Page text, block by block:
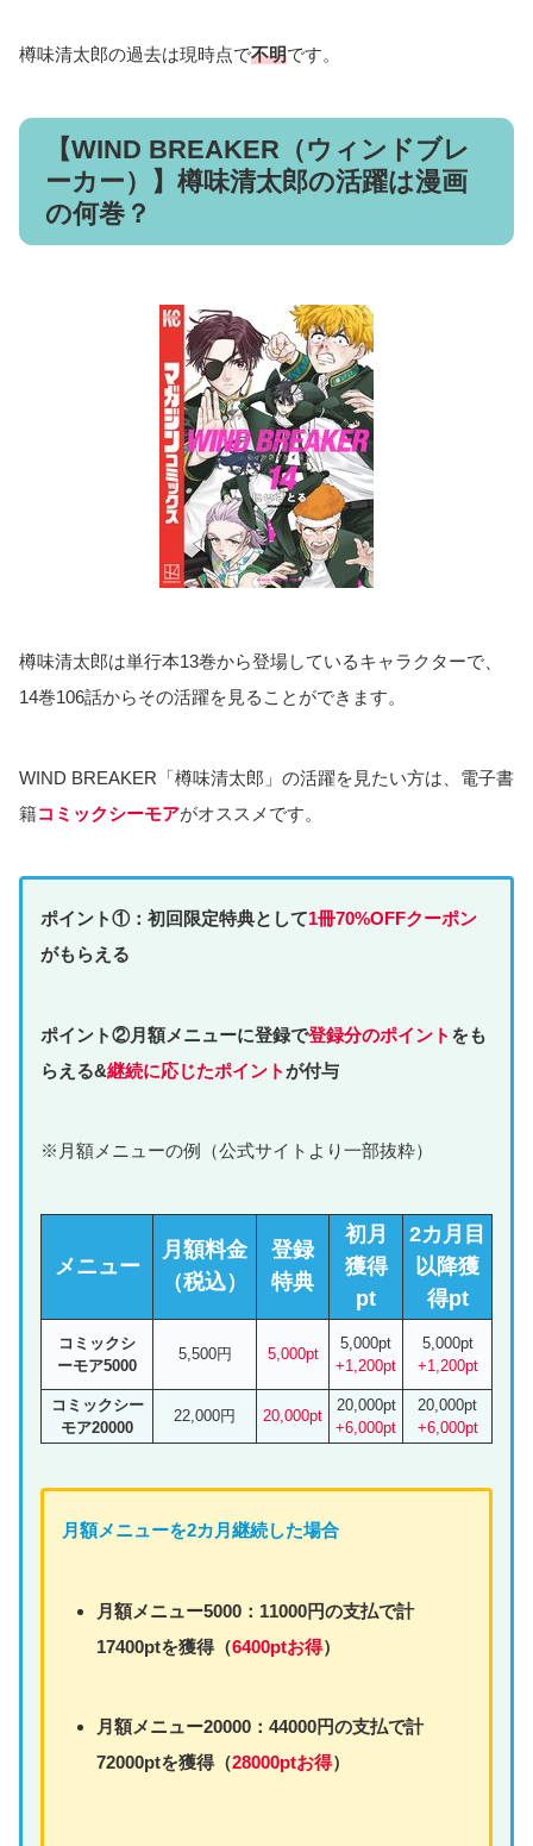
樽味清太郎の過去は現時点で不明です。
【WIND BREAKER（ウィンドブレ
ーカー）】樽味清太郎の活躍は漫画
の何巻？
樽味清太郎は単行本13巻から登場しているキャラクターで、
14巻106話からその活躍を見ることができます。
WIND BREAKER「樽味清太郎」の活躍を見たい方は、電子書
籍コミックシーモアがオススメです。
ポイント①：初回限定特典として1冊70%OFFクーポン
がもらえる
ポイント②月額メニューに登録で登録分のポイント をも
らえる&継続に応じたポイントが付与
※月額メニューの例（公式サイトより一部抜粋）
メニュー
月額料金
（税込）
登録
特典
初月
獲得
pt
2カ月目
以降獲
得pt
コミックシ
ーモア5000
5,500円 5,000pt
5,000pt
+1,200pt
5,000pt
+1,200pt
コミックシー
モア20000
22,000円 20,000pt
20,000pt
+6,000pt
20,000pt
+6,000pt
月額メニューを2カ月継続した場合
月額メニュー5000：11000円の支払で計
17400ptを獲得（6400ptお得）
月額メニュー20000：44000円の支払で計
72000ptを獲得（28000ptお得）